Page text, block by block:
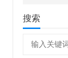
搜索